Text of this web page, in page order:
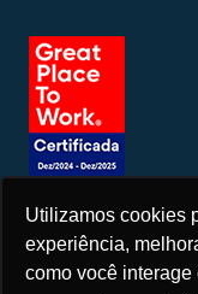
Utilizamos cookies
experiência,
como você interage